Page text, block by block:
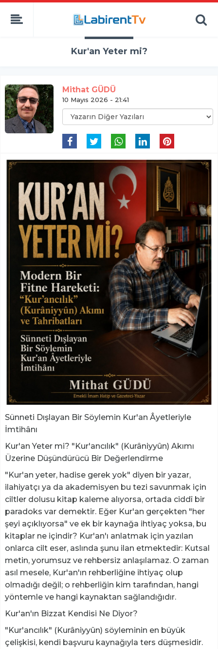
Kur'an Yeter mi?
Mithat GÜDÜ
10 Mayıs 2026 - 21:41
Sünneti Dışlayan Bir Söylemin Kur'an Âyetleriyle
İmtihânı
Kur'an Yeter mi? "Kur'ancılık" (Kurâniyyûn) Akımı
Üzerine Düşündürücü Bir Değerlendirme
"Kur'an yeter, hadise gerek yok" diyen bir yazar,
ilahiyatçı ya da akademisyen bu tezi savunmak için
ciltler dolusu kitap kaleme alıyorsa, ortada ciddî bir
paradoks var demektir. Eğer Kur'an gerçekten "her
şeyi açıklıyorsa" ve ek bir kaynağa ihtiyaç yoksa, bu
kitaplar ne içindir? Kur'an'ı anlatmak için yazılan
onlarca cilt eser, aslında şunu ilan etmektedir: Kutsal
metin, yorumsuz ve rehbersiz anlaşılamaz. O zaman
asıl mesele, Kur'an'ın rehberliğine ihtiyaç olup
olmadığı değil; o rehberliğin kim tarafından, hangi
yöntemle ve hangi kaynaktan sağlandığıdır.
Kur'an'ın Bizzat Kendisi Ne Diyor?
"Kur'ancılık" (Kurâniyyûn) söyleminin en büyük
çelişkisi, kendi başvuru kaynağıyla ters düşmesidir.